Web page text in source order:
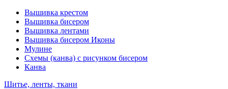
Вышивка крестом
Вышивка бисером
Вышивка лентами
Вышивка бисером Иконы
Мулине
Схемы (канва) с рисунком бисером
Канва
Шитье, ленты, ткани